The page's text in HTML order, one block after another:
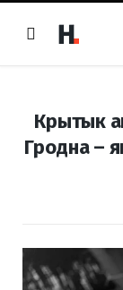
Крытык
Гродна –